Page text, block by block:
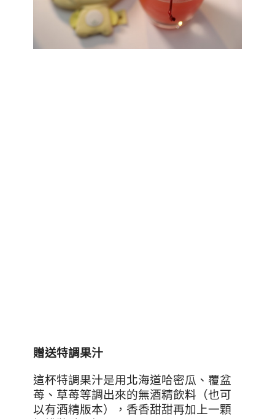
贈送特調果汁
這杯特調果汁是用北海道哈密瓜、覆盆
苺、草苺等調出來的無酒精飲料（也可
以有酒精版本），香香甜甜再加上一顆